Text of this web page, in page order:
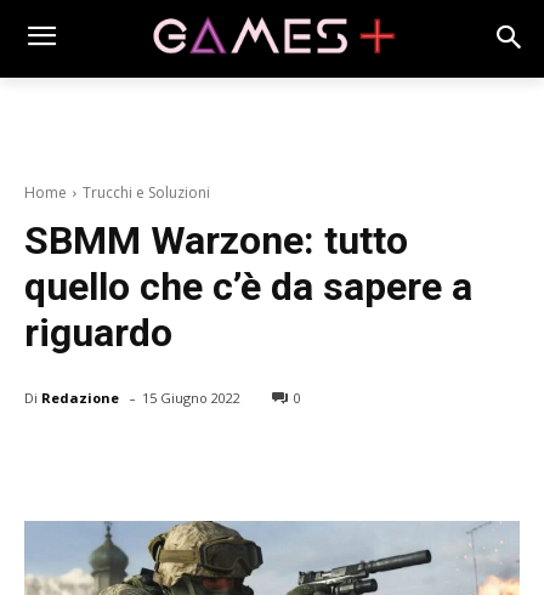
Home Trucchi e Soluzioni
SBMM Warzone: tutto
quello che c’è da sapere a
riguardo
Di Redazione - 15 Giugno 2022 0